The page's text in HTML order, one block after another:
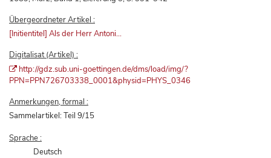
Übergeordneter Artikel :
[Initientitel] Als der Herr Antoni...
Digitalisat (Artikel) :
http://gdz.sub.uni-goettingen.de/dms/load/img/?
PPN=PPN726703338_0001&physid=PHYS_0346
Anmerkungen, formal :
Sammelartikel: Teil 9/15
Sprache :
Deutsch